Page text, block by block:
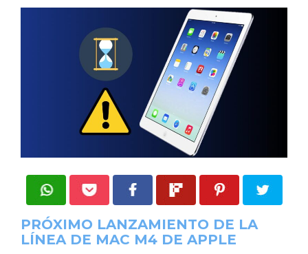
PRÓXIMO LANZAMIENTO DE LA
LÍNEA DE MAC M4 DE APPLE